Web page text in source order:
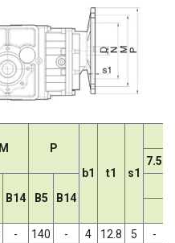
M
P
b1
t1 s1
7.5
B14 B5 B14
- 140 - 4 12.8 5 -